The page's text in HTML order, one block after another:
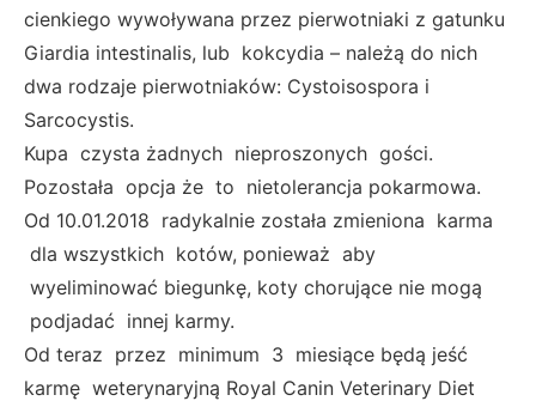
cienkiego wywoływana przez pierwotniaki z gatunku
Giardia intestinalis, lub kokcydia – należą do nich
dwa rodzaje pierwotniaków: Cystoisospora i
Sarcocystis.
Kupa czysta żadnych nieproszonych gości.
Pozostała opcja że to nietolerancja pokarmowa.
Od 10.01.2018 radykalnie została zmieniona karma
dla wszystkich kotów, ponieważ aby
wyeliminować biegunkę, koty chorujące nie mogą
podjadać innej karmy.
Od teraz przez minimum 3 miesiące będą jeść
karmę weterynaryjną Royal Canin Veterinary Diet